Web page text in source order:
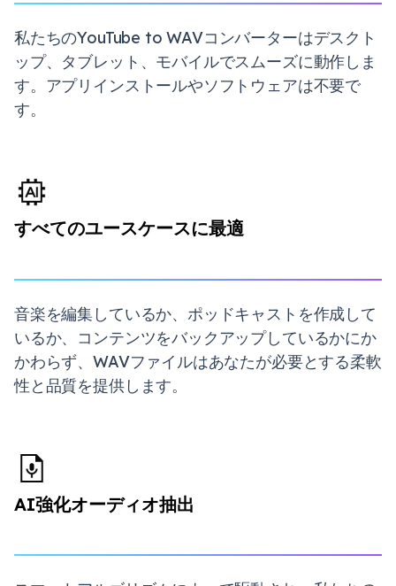
私たちのYouTube to WAVコンバーターはデスクト
ップ、タブレット、モバイルでスムーズに動作しま
す。アプリインストールやソフトウェアは不要で
す。
すべてのユースケースに最適
音楽を編集しているか、ポッドキャストを作成して
いるか、コンテンツをバックアップしているかにか
かわらず、WAVファイルはあなたが必要とする柔軟
性と品質を提供します。
AI強化オーディオ抽出